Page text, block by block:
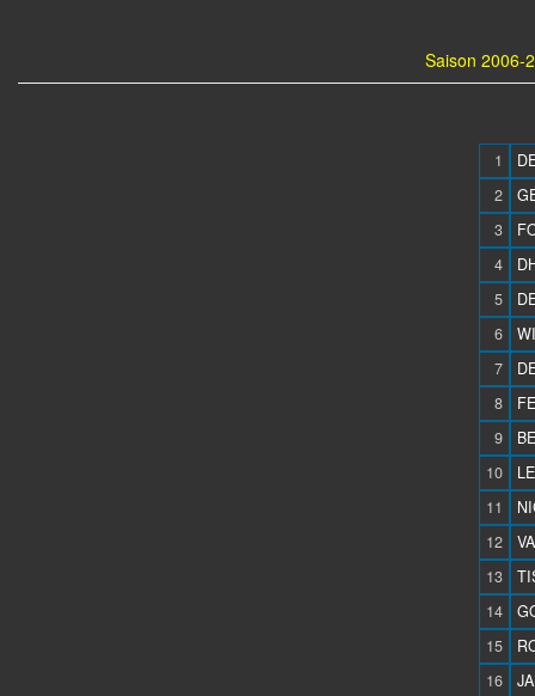
Saison 2006-
1
2
3
4
5
6
7
8
9
10
11
12
13
14
15
16